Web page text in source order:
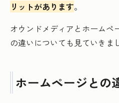
リットがあります。
オウンドメディアとホームペ
の違いについても見ていきま
ホームページとの